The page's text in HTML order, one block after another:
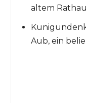
altem
Aub, ein